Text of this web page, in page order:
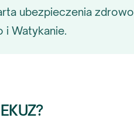
ubezpieczenia
i Watykanie.